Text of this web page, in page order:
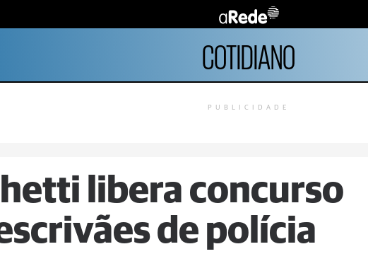
COTIDIANO
PUBLICIDADE
libera concurso
de polícia